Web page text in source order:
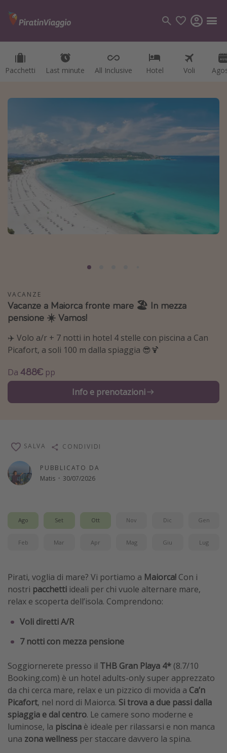
Pacchetti Last minute All Inclusive Hotel Voli
Categorie
Vacanze
Crociere
Destinazioni
Tutte le destinazioni
Italia
Albania
Malta
Canarie
Capo Verde
Tipo di vacanza
Vacanze last minute
Vacanze all inclusive
Last minute capodanno
Vacanze con bambini
Vacanze al mare
Altri argomenti
Festività del 2026
Città più visitate
VACANZE
Vacanze a Maiorca fronte mare 🏖️ In mezza
pensione ☀️ Vamos!
✈️ Volo a/r + 7 notti in hotel 4 stelle con piscina a Can
Picafort, a soli 100 m dalla spiaggia 😎🍹
Da 488€ pp
Info e prenotazioni
PUBBLICATO DA
Matis · 30/07/2026
SALVA CONDIVIDI
Ago Set Ott Nov Dic Gen
Feb Mar Apr Mag Giu Lug
Pirati, voglia di mare? Vi portiamo a Maiorca! Con i
nostri pacchetti ideali per chi vuole alternare mare,
relax e scoperta dell’isola. Comprendono:
Voli diretti A/R
7 notti con mezza pensione
Soggiornerete presso il THB Gran Playa 4* (8.7/10
Booking.com) è un hotel adults-only super apprezzato
da chi cerca mare, relax e un pizzico di movida a Ca’n
Picafort, nel nord di Maiorca. Si trova a due passi dalla
spiaggia e dal centro. Le camere sono moderne e
luminose, la piscina è ideale per rilassarsi e non manca
una zona wellness per staccare davvero la spina.